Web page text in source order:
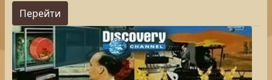
Перейти